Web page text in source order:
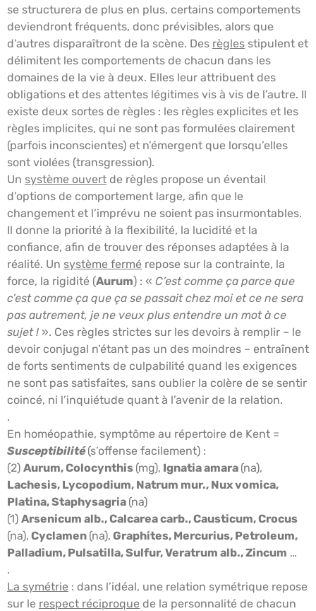
se structurera de plus en plus, certains comportements
deviendront fréquents, donc prévisibles, alors que
d’autres disparaîtront de la scène. Des règles stipulent et
délimitent les comportements de chacun dans les
domaines de la vie à deux. Elles leur attribuent des
obligations et des attentes légitimes vis à vis de l’autre. Il
existe deux sortes de règles : les règles explicites et les
règles implicites, qui ne sont pas formulées clairement
(parfois inconscientes) et n’émergent que lorsqu’elles
sont violées (transgression).
Un système ouvert de règles propose un éventail
d’options de comportement large, afin que le
changement et l’imprévu ne soient pas insurmontables.
Il donne la priorité à la flexibilité, la lucidité et la
confiance, afin de trouver des réponses adaptées à la
réalité. Un système fermé repose sur la contrainte, la
force, la rigidité (Aurum) : « C’est comme ça parce que
c’est comme ça que ça se passait chez moi et ce ne sera
pas autrement, je ne veux plus entendre un mot à ce
sujet ! ». Ces règles strictes sur les devoirs à remplir – le
devoir conjugal n’étant pas un des moindres – entraînent
de forts sentiments de culpabilité quand les exigences
ne sont pas satisfaites, sans oublier la colère de se sentir
coincé, ni l’inquiétude quant à l’avenir de la relation.
.
En homéopathie, symptôme au répertoire de Kent =
Susceptibilité(s’offense facilement) :
(2) Aurum, Colocynthis (mg), Ignatia amara (na),
Lachesis, Lycopodium, Natrum mur., Nux vomica,
Platina, Staphysagria (na)
(1) Arsenicum alb., Calcarea carb., Causticum, Crocus
(na), Cyclamen (na), Graphites, Mercurius, Petroleum,
Palladium, Pulsatilla, Sulfur, Veratrum alb., Zincum …
.
La symétrie : dans l’idéal, une relation symétrique repose
sur le respect réciproque de la personnalité de chacun